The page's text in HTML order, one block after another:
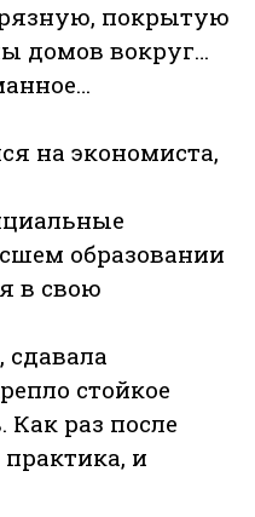
покрытую
домов вокруг…
на экономиста,
образовании
в свою
стойкое
Как раз после
и